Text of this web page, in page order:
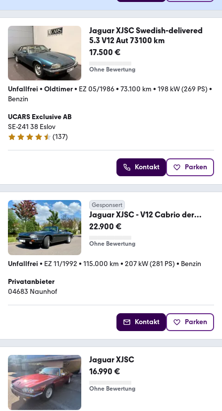
Jaguar XJSC Swedish-delivered
5.3 V12 Aut 73100 km
17.500 €
Ohne Bewertung
Unfallfrei • Oldtimer• EZ 05/1986• 73.100 km • 198 kW (269 PS) •
Benzin
UCARS Exclusive AB
SE-241 38 Eslov
4.7 Sterne
(137)
Kontakt Parken
Gesponsert
Jaguar XJSC - V12 Cabrio der
Königsklasse
22.900 €
Ohne Bewertung
Unfallfrei • EZ 11/1992 • 115.000 km • 207 kW (281 PS) • Benzin
Privatanbieter
04683 Naunhof
Kontakt Parken
Jaguar XJSC
16.990 €
Ohne Bewertung